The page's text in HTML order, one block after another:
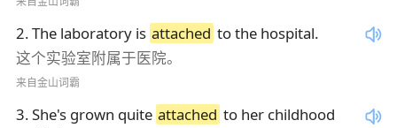
2.The laboratory is attached to the hospital.
这个实验室附属于医院。
来自金山词霸
3.She's grown quite attached to her childhood